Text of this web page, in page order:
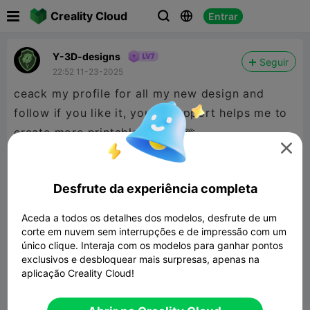
Creality Cloud   Entrar
Y-3D-designs
22:52 11-23-2025
Seguir
ceack my profile for all my new design and
follow if you like it, you're support helps me to
create more printable models🫶

Desfrute da experiência completa
Aceda a todos os detalhes dos modelos, desfrute de um
corte em nuvem sem interrupções e de impressão com um
único clique. Interaja com os modelos para ganhar pontos
exclusivos e desbloquear mais surpresas, apenas na
aplicação Creality Cloud!